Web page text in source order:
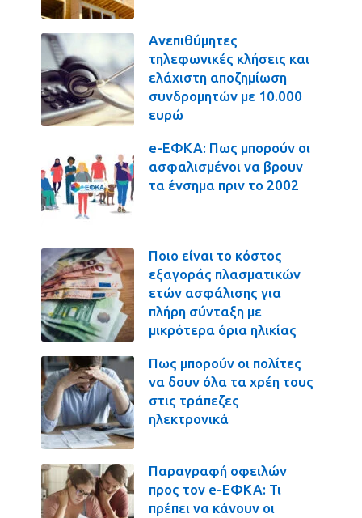
Ανεπιθύμητες
τηλεφωνικές κλήσεις και
ελάχιστη αποζημίωση
συνδρομητών με 10.000
ευρώ
e-ΕΦΚΑ: Πως μπορούν οι
ασφαλισμένοι να βρουν
τα ένσημα πριν το 2002
Ποιο είναι το κόστος
εξαγοράς πλασματικών
ετών ασφάλισης για
πλήρη σύνταξη με
μικρότερα όρια ηλικίας
Πως μπορούν οι πολίτες
να δουν όλα τα χρέη τους
στις τράπεζες
ηλεκτρονικά
Παραγραφή οφειλών
προς τον e-ΕΦΚΑ: Τι
πρέπει να κάνουν οι